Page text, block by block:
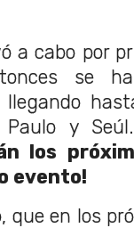
a cabo por
se
Paulo y
los
evento!
que en los